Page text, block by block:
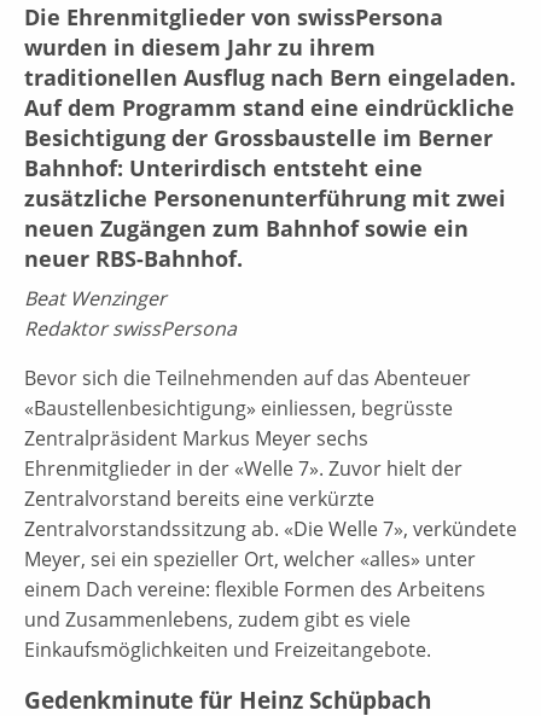
Die Ehrenmitglieder von swissPersona
wurden in diesem Jahr zu ihrem
traditionellen Ausflug nach Bern eingeladen.
Auf dem Programm stand eine eindrückliche
Besichtigung der Grossbaustelle im Berner
Bahnhof: Unterirdisch entsteht eine
zusätzliche Personenunterführung mit zwei
neuen Zugängen zum Bahnhof sowie ein
neuer RBS-Bahnhof.
Beat Wenzinger
Redaktor swissPersona
Bevor sich die Teilnehmenden auf das Abenteuer
«Baustellenbesichtigung» einliessen, begrüsste
Zentralpräsident Markus Meyer sechs
Ehrenmitglieder in der «Welle 7». Zuvor hielt der
Zentralvorstand bereits eine verkürzte
Zentralvorstandssitzung ab. «Die Welle 7», verkündete
Meyer, sei ein spezieller Ort, welcher «alles» unter
einem Dach vereine: flexible Formen des Arbeitens
und Zusammenlebens, zudem gibt es viele
Einkaufsmöglichkeiten und Freizeitangebote.
Gedenkminute für Heinz Schüpbach